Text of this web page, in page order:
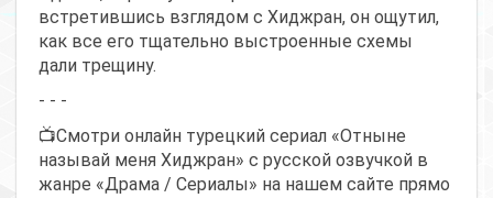
встретившись взглядом с Хиджран, он ощутил,
как все его тщательно выстроенные схемы
дали трещину.
- - -
📺Смотри онлайн турецкий сериал «Отныне
называй меня Хиджран» с русской озвучкой в
жанре «Драма / Сериалы» на нашем сайте прямо